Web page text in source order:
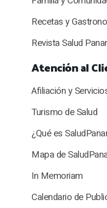
Recetas y
Revista Salud
Atención al
Afiliación y
Turismo de Salud
¿Qué es
Mapa de
In Memoriam
Calendario de